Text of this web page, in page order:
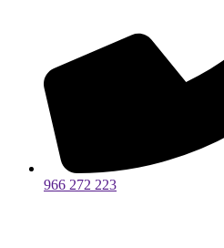
966 272 223